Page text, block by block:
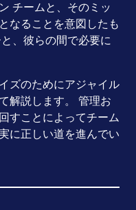
チームと、そのミッ
なることを意図したも
、彼らの間で必要に
ズのためにアジャイル
解説します。 管理お
すことによってチーム
に正しい道を進んでい